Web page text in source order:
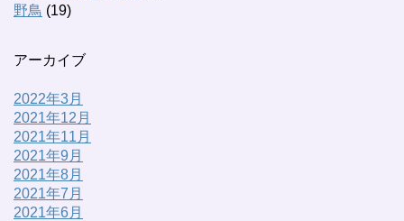
野鳥 (19)
アーカイブ
2022年3月
2021年12月
2021年11月
2021年9月
2021年8月
2021年7月
2021年6月